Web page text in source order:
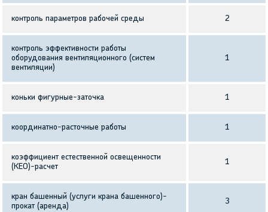
контроль параметров рабочей среды 2
контроль эффективности работы
оборудования вентиляционного (систем
вентиляции)
1
коньки фигурные-заточка 1
координатно-расточные работы 1
коэффициент естественной освещенности
(КЕО)-расчет
1
кран башенный (услуги крана башенного)-
прокат (аренда)
3